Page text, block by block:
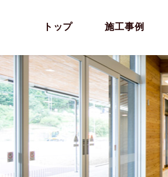
トップ 施工事例